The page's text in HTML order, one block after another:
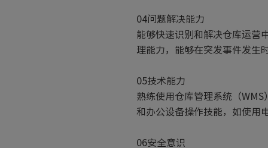
04问题解决能力
能够快速识别和解决仓库运营
理能力，能够在突发事件发生
05技术能力
熟练使用仓库管理系统（
和办公设备操作技能，如使用
06安全意识